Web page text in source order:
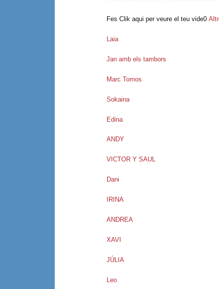
Fes Clik aqui per veure el teu vide0
Laia
Jan amb els tambors
Marc Tomos
Sokaina
Edina
ANDY
VICTOR Y SAUL
Dani
IRINA
ANDREA
XAVI
JÚLIA
Leo